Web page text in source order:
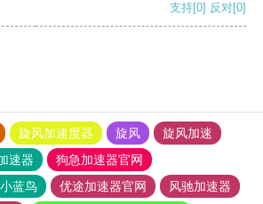
支持[0] 反对[0]
旋风加速度器 旋风
旋风加速
速器
狗急加速器官网
小蓝鸟 优途加速器官网
风驰加速器